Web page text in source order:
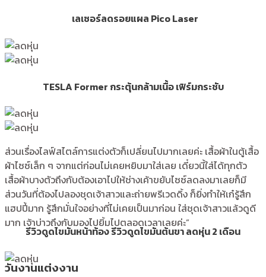
เลเซอร์ลดรอยแผล Pico Laser
TESLA Former กระตุ้นกล้ามเนื้อ เฟิร์มกระชับ
ส่วนเรื่องไลฟ์สไตล์การแต่งตัวก็เปลี่ยนไปมากเลยค่ะ เสื้อผ้าในตู้เสื้อ
ผ้าไซซ์เล็ก ๆ จากแต่ก่อนไม่เคยหยิบมาใส่เลย เดี๋ยวนี้ใส่ได้ทุกตัว
เสื้อผ้าบางตัวถึงกับต้องเอาไปให้ช่างเค้าขยับไซซ์ลดลงมาเลยก็มี
ส่วนวันที่ต้องไปลองชุดเจ้าสาวและถ่ายพรีเวดดิ้ง ก็ยิ่งทำให้เก๋รู้สึก
แฮปปี้มาก รู้สึกมั่นใจอย่างที่ไม่เคยเป็นมาก่อน ใส่ชุดเจ้าสาวแล้วดูดี
มาก เจ้าบ่าวถึงกับมองไปยิ้มไปตลอดเวลาเลยค่ะ”
รีวิวดูดไขมันหน้าท้อง รีวิวดูดไขมันต้นขา ลดหุ่น 2 เดือน
วันงานแต่งงาน